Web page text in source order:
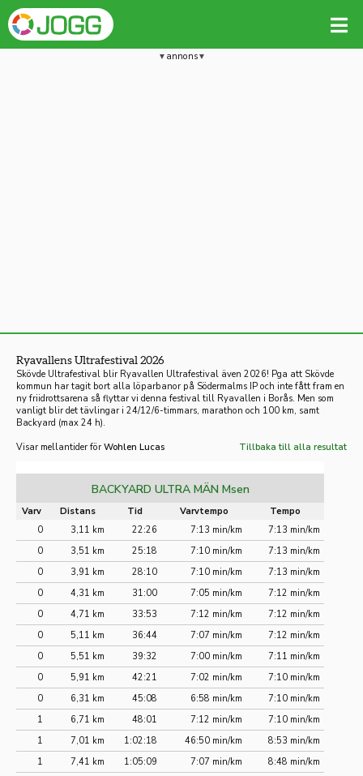
annons
Ryavallens Ultrafestival 2026
Skövde Ultrafestival blir Ryavallen Ultrafestival även 2026! Pga att Skövde
kommun har tagit bort alla löparbanor på Södermalms IP och inte fått fram en
ny friidrottsarena så flyttar vi denna festival till Ryavallen i Borås. Men som
vanligt blir det tävlingar i 24/12/6-timmars, marathon och 100 km, samt
Backyard (max 24 h).
Visar mellantider för Wohlen Lucas Tillbaka till alla resultat
BACKYARD ULTRA MÄN Msen
Varv Distans Tid Varvtempo
Tempo
0
3,11 km 22:26 7:13 min/km
7:13 min/km
0
3,51 km 25:18 7:10 min/km
7:13 min/km
0
3,91 km 28:10 7:10 min/km
7:13 min/km
0
4,31 km 31:00 7:05 min/km
7:12 min/km
0
4,71 km 33:53 7:12 min/km
7:12 min/km
0
5,11 km 36:44 7:07 min/km
7:12 min/km
0
5,51 km 39:32 7:00 min/km
7:11 min/km
0
5,91 km 42:21 7:02 min/km
7:10 min/km
0
6,31 km 45:08 6:58 min/km
7:10 min/km
1
6,71 km 48:01 7:12 min/km
7:10 min/km
1
7,01 km 1:02:18 46:50 min/km
8:53 min/km
1
7,41 km 1:05:09 7:07 min/km
8:48 min/km